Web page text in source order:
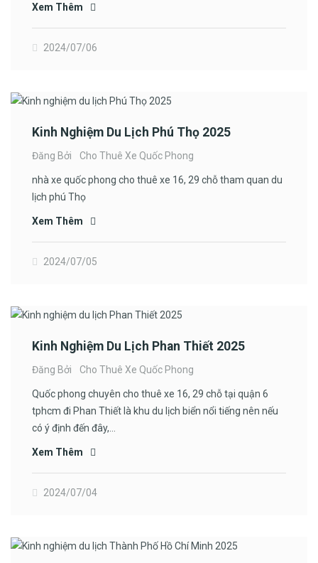
Xem Thêm
2024/07/06
Kinh Nghiệm Du Lịch Phú Thọ 2025
Đăng Bởi Cho Thuê Xe Quốc Phong
nhà xe quốc phong cho thuê xe 16, 29 chỗ tham quan du
lịch phú Thọ
Xem Thêm
2024/07/05
Kinh Nghiệm Du Lịch Phan Thiết 2025
Đăng Bởi Cho Thuê Xe Quốc Phong
Quốc phong chuyên cho thuê xe 16, 29 chỗ tại quận 6
tphcm đi Phan Thiết là khu du lịch biển nổi tiếng nên nếu
có ý định đến đây,…
Xem Thêm
2024/07/04